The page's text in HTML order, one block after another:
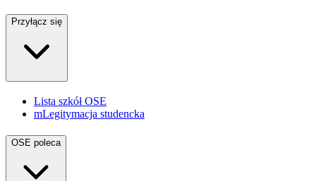
Przyłącz się
Lista szkół OSE
mLegitymacja studencka
OSE poleca